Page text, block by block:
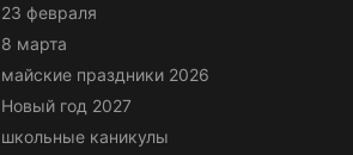
февраля
марта
праздники 2026
год 2027
каникулы